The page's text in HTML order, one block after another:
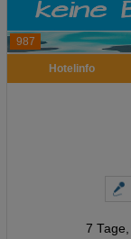
987
Hotelinfo
7 Tage,